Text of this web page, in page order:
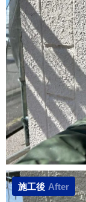
施工後 After